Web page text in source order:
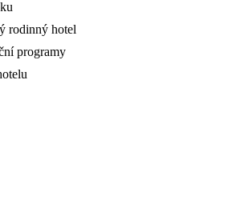
rodinný hotel
programy